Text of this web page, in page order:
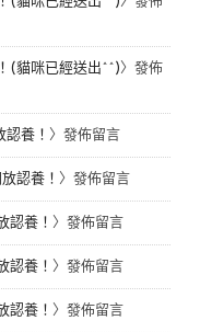
(貓咪已經送出^^)〉發佈
認養！ 〉發佈留言
認養！ 〉發佈留言
認養！ 〉發佈留言
認養！ 〉發佈留言
認養！ 〉發佈留言